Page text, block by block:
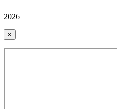
2026
×